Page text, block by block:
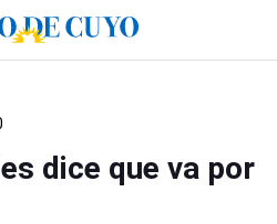
dice que va por